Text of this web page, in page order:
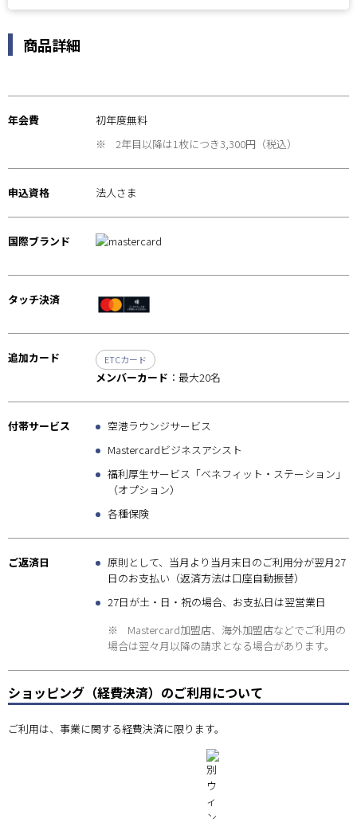
商品詳細
年会費
初年度無料
※
2年目以降は1枚につき3,300円（税込）
申込資格 法人さま
国際ブランド
タッチ決済
追加カード ETCカード
メンバーカード ：最大20名
付帯サービス
空港ラウンジサービス
Mastercardビジネスアシスト
福利厚生サービス「ベネフィット・ステーション」
（オプション）
各種保険
ご返済日
原則として、当月より当月末日のご利用分が翌月27
日のお支払い（返済方法は口座自動振替）
27日が土・日・祝の場合、お支払日は翌営業日
※
Mastercard加盟店、海外加盟店などでご利用の
場合は翌々月以降の請求となる場合があります。
ショッピング（経費決済）のご利用について
ご利用は、事業に関する経費決済に限ります。